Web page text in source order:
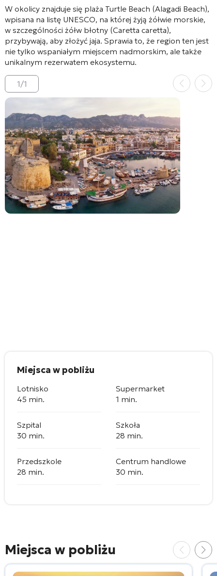
W okolicy znajduje się plaża Turtle Beach (Alagadi Beach),
wpisana na listę UNESCO, na której żyją żółwie morskie,
w szczególności żółw błotny (Caretta caretta),
przybywają, aby złożyć jaja. Sprawia to, że region ten jest
nie tylko wspaniałym miejscem nadmorskim, ale także
unikalnym rezerwatem ekosystemu.
1/1
Miejsca w pobliżu
Lotnisko
45 min.
Supermarket
1 min.
Szpital
30 min.
Szkoła
28 min.
Przedszkole
28 min.
Centrum handlowe
30 min.
Miejsca w pobliżu